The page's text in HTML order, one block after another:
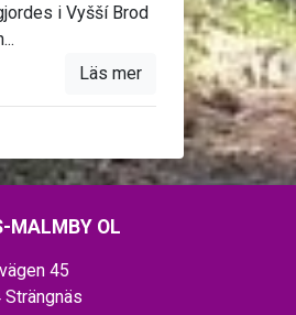
i Vyšší Brod
Läs mer
MALMBY OL
45